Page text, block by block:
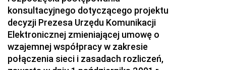
Dziennik Urzędowy Ministerstwa Hutnictwa i
Przemysłu Maszynowego
Dziennik Urzędowy Ministerstwa Zdrowia i Opieki
Społecznej
konsultacyjnego dotyczącego projektu
decyzji Prezesa Urzędu Komunikacji
Elektronicznej zmieniającej umowę o
wzajemnej współpracy w zakresie
połączenia sieci i zasadach rozliczeń,